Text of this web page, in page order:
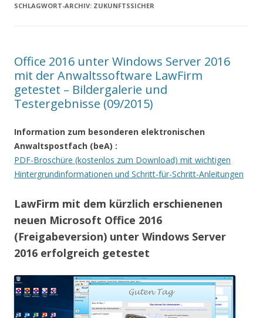
SCHLAGWORT-ARCHIV: ZUKUNFTSSICHER
Office 2016 unter Windows Server 2016
mit der Anwaltssoftware LawFirm
getestet – Bildergalerie und
Testergebnisse (09/2015)
Information zum besonderen elektronischen
Anwaltspostfach (beA) :
PDF-Broschüre (kostenlos zum Download) mit wichtigen
Hintergrundinformationen und Schritt-für-Schritt-Anleitungen
LawFirm mit dem kürzlich erschienenen
neuen Microsoft Office 2016
(Freigabeversion) unter Windows Server
2016 erfolgreich getestet